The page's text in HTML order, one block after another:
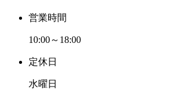
営業時間
10:00～18:00
定休日
水曜日